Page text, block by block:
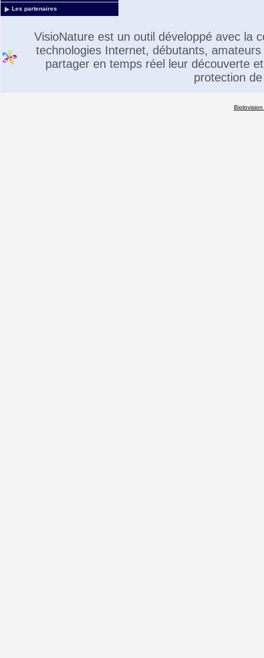
Les partenaires
VisioNature est un outil développé avec la
technologies Internet, débutants,
partager en temps réel leur découverte
protection
Biolovision